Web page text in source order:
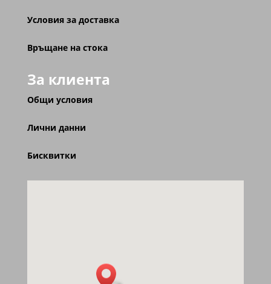
Условия за доставка
Връщане на стока
За клиента
Общи условия
Лични данни
Бисквитки